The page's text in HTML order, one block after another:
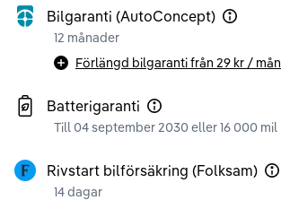
Bilgaranti (AutoConcept)
12 månader
Förlängd bilgaranti från 29 kr / mån
Batterigaranti
Till 04 september 2030 eller 16 000 mil
Rivstart bilförsäkring (Folksam)
14 dagar